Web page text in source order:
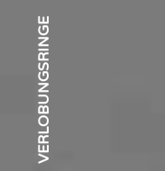
VERLOBUNGSRINGE